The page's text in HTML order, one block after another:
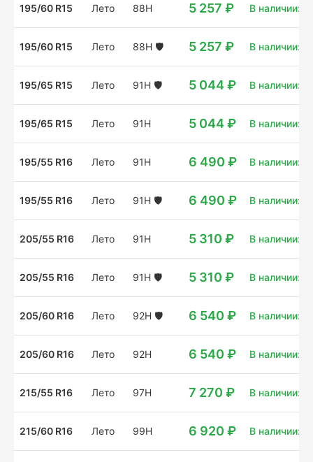
195/60 R15 Лето 88H 5 257 ₽ В наличии:
195/60 R15 Лето 88H 🛡️ 5 257 ₽ В наличии:
195/65 R15 Лето 91H 🛡️ 5 044 ₽ В наличии:
195/65 R15 Лето 91H 5 044 ₽ В наличии:
195/55 R16 Лето 91H 6 490 ₽ В наличии:
195/55 R16 Лето 91H 🛡️ 6 490 ₽ В наличии:
205/55 R16 Лето 91H 5 310 ₽ В наличии:
205/55 R16 Лето 91H 🛡️ 5 310 ₽ В наличии:
205/60 R16 Лето 92H 🛡️ 6 540 ₽ В наличии:
205/60 R16 Лето 92H 6 540 ₽ В наличии:
215/55 R16 Лето 97H 7 270 ₽ В наличии:
215/60 R16 Лето 99H 6 920 ₽ В наличии: